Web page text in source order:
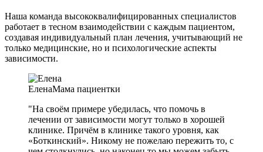
Наша команда высококвалифицированных специалистов
работает в тесном взаимодействии с каждым пациентом,
создавая индивидуальный план лечения, учитывающий не
только медицинские, но и психологические аспекты
зависимости.
ЕленаМама пациентки
"На своём примере убедилась, что помочь в
лечении от зависимости могут только в хорошей
клинике. Причём в клинике такого уровня, как
«Боткинский». Никому не пожелаю пережить то, с